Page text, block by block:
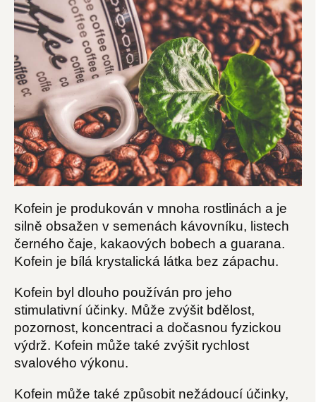
Kofein je produkován v mnoha rostlinách a je
silně obsažen v semenách kávovníku, listech
černého čaje, kakaových bobech a guarana.
Kofein je bílá krystalická látka bez zápachu.
Kofein byl dlouho používán pro jeho
stimulativní účinky. Může zvýšit bdělost,
pozornost, koncentraci a dočasnou fyzickou
výdrž. Kofein může také zvýšit rychlost
svalového výkonu.
Kofein může také způsobit nežádoucí účinky,